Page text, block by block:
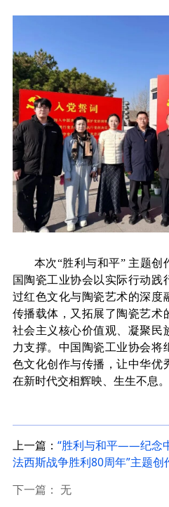
本次“胜利与和平” 主题创
国陶瓷工业协会以实际行动践
过红色文化与陶瓷艺术的深度
传播载体，又拓展了陶瓷艺术
社会主义核心价值观、凝聚民
力支撑。中国陶瓷工业协会将
色文化创作与传播，让中华优
在新时代交相辉映、生生不息。
上一篇： “胜利与和平——纪念
法西斯战争胜利80周年”主题
下一篇： 无